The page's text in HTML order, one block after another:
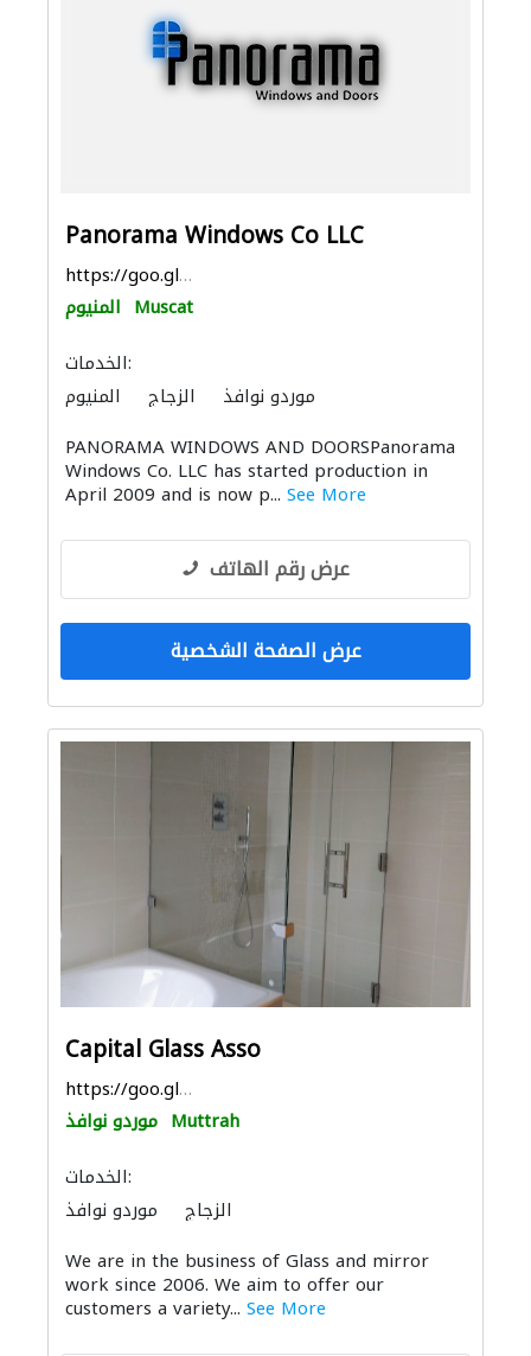
Panorama Windows Co LLC
https://goo.gl/maps/bZKwQHHEHUfdaXPr7
المنيوم Muscat
الخدمات:
المنيوم
الزجاج
موردو نوافذ
PANORAMA WINDOWS AND DOORSPanorama
Windows Co. LLC has started production in
April 2009 and is now p... See More
عرض رقم الهاتف
عرض الصفحة الشخصية
Capital Glass Asso
https://goo.gl/maps/GCkDo8nhyRdvZQv89
موردو نوافذ Muttrah
الخدمات:
موردو نوافذ
الزجاج
We are in the business of Glass and mirror
work since 2006. We aim to offer our
customers a variety... See More